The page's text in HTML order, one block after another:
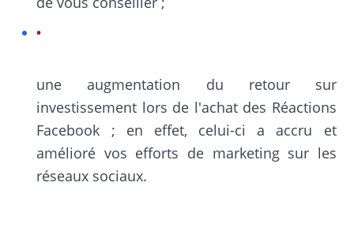
une augmentation du retour sur
investissement lors de l'achat des Réactions
Facebook ; en effet, celui-ci a accru et
amélioré vos efforts de marketing sur les
réseaux sociaux.